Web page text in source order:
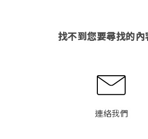
找不到您要尋找的內
連絡我們